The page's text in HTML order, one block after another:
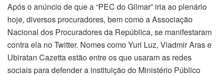
Após o anúncio de que a “PEC do Gilmar” iria ao plenário
hoje, diversos procuradores, bem como a Associação
Nacional dos Procuradores da República, se manifestaram
contra ela no Twitter. Nomes como Yuri Luz, Vladmir Aras e
Ubiratan Cazetta estão entre os que usaram as redes
sociais para defender a instituição do Ministério Público